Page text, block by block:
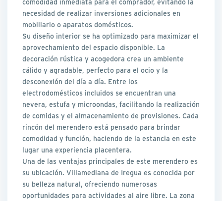
necesidad de realizar inversiones adicionales en
mobiliario o aparatos domésticos.
Su diseño interior se ha optimizado para maximizar el
aprovechamiento del espacio disponible. La
decoración rústica y acogedora crea un ambiente
cálido y agradable, perfecto para el ocio y la
desconexión del día a día. Entre los
electrodomésticos incluidos se encuentran una
nevera, estufa y microondas, facilitando la realización
de comidas y el almacenamiento de provisiones. Cada
rincón del merendero está pensado para brindar
comodidad y función, haciendo de la estancia en este
lugar una experiencia placentera.
Una de las ventajas principales de este merendero es
su ubicación. Villamediana de Iregua es conocida por
su belleza natural, ofreciendo numerosas
oportunidades para actividades al aire libre. La zona